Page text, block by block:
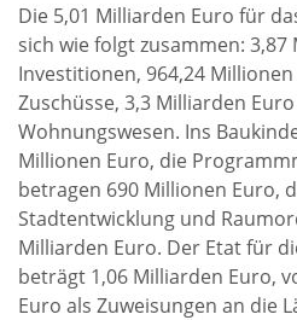
Die 5,01 Milliarden Euro für
sich wie folgt zusammen:
Investitionen, 964,24
Zuschüsse, 3,3 Milliarden
Wohnungswesen. Ins
Millionen Euro, die
betragen 690 Millionen Euro,
Stadtentwicklung und
Milliarden Euro. Der Etat für
beträgt 1,06 Milliarden Euro,
Euro als Zuweisungen an die